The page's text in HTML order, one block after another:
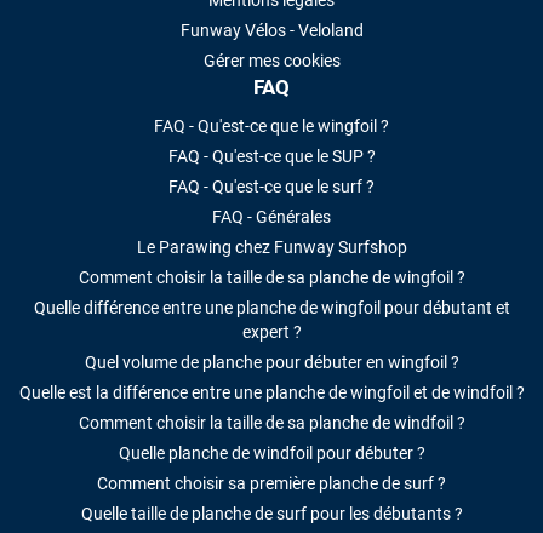
Funway Vélos - Veloland
Gérer mes cookies
FAQ
FAQ - Qu'est-ce que le wingfoil ?
FAQ - Qu'est-ce que le SUP ?
FAQ - Qu'est-ce que le surf ?
FAQ - Générales
Le Parawing chez Funway Surfshop
Comment choisir la taille de sa planche de wingfoil ?
Quelle différence entre une planche de wingfoil pour débutant et
expert ?
Quel volume de planche pour débuter en wingfoil ?
Quelle est la différence entre une planche de wingfoil et de windfoil ?
Comment choisir la taille de sa planche de windfoil ?
Quelle planche de windfoil pour débuter ?
Comment choisir sa première planche de surf ?
Quelle taille de planche de surf pour les débutants ?